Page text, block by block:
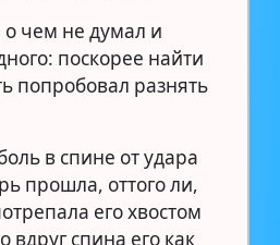
чем не думал и
поскорее найти
попробовал разнять
в спине от удара
прошла, оттого ли,
его хвостом
вдруг спина его как